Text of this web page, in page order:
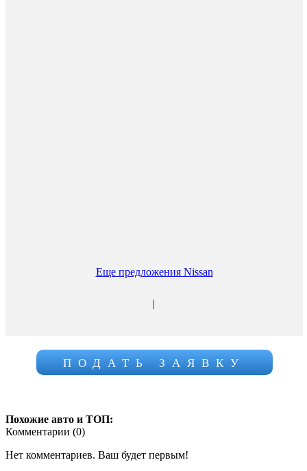
Еще предложения Nissan
|
ПОДАТЬ ЗАЯВКУ
Похожие авто и ТОП:
Комментарии (0)
Нет комментариев. Ваш будет первым!